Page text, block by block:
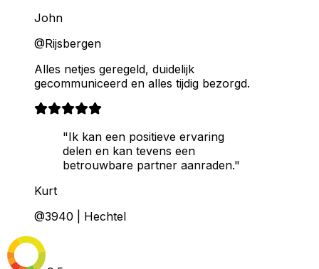
John
@Rijsbergen
Alles netjes geregeld, duidelijk
gecommuniceerd en alles tijdig bezorgd.
"Ik kan een positieve ervaring
delen en kan tevens een
betrouwbare partner aanraden."
Kurt
@3940 | Hechtel